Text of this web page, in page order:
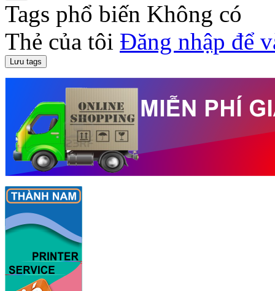
Tags phổ biến Không có
Thẻ của tôi Đăng nhập để